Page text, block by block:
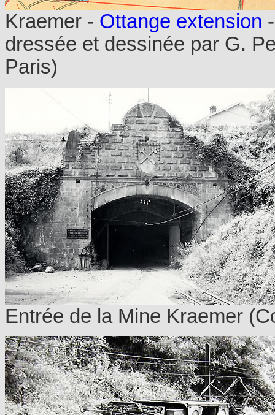
Kraemer - Ottange extension
dressée et dessinée par G.
Paris)
Entrée de la Mine Kraemer